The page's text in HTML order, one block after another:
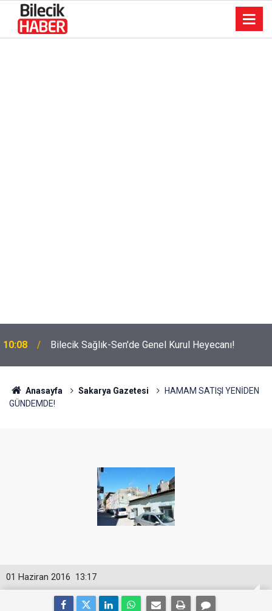
10:08 Bilecik Sağlık-Sen'de Genel Kurul Heyecanı!
Anasayfa Sakarya Gazetesi
HAMAM SATIŞI YENİDEN
GÜNDEMDE!
13:17
01 Haziran 2016